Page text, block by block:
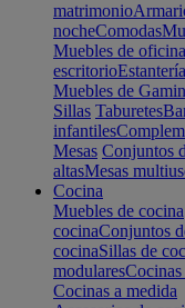
matrimonio
nocheComodas
Muebles de
escritorio
Muebles de
Sillas Taburetes
infantiles
Mesas Conjuntos
altasMesas
Cocina
Muebles de cocina
cocinaConjuntos
cocinaSillas de
modulares
Cocinas a medida